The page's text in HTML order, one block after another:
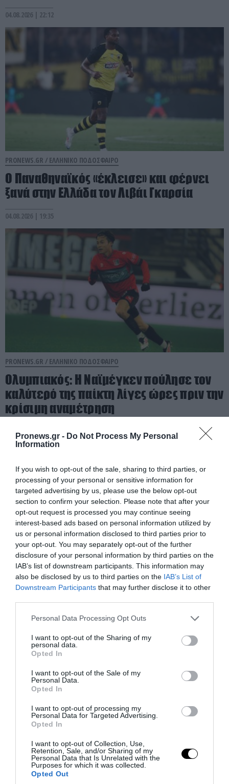
Pronews.gr - Do Not Process My Personal
Information
If you wish to opt-out of the sale, sharing to third parties, or
processing of your personal or sensitive information for
targeted advertising by us, please use the below opt-out
section to confirm your selection. Please note that after your
opt-out request is processed you may continue seeing
interest-based ads based on personal information utilized by
us or personal information disclosed to third parties prior to
your opt-out. You may separately opt-out of the further
disclosure of your personal information by third parties on the
IAB’s list of downstream participants. This information may
also be disclosed by us to third parties on the IAB’s List of
Downstream Participants that may further disclose it to other
Please note that this website/app uses one or more Google
not limited to your visit or usage behaviour. You may click to
grant or deny consent to Google and its third-party tags to
use your data for below specified purposes in below Google
consent section.
Personal Data Processing Opt Outs
I want to opt-out of the Sharing of my
personal data.
Opted In
I want to opt-out of the Sale of my
Personal Data.
Opted In
I want to opt-out of processing my
Personal Data for Targeted Advertising.
Opted In
I want to opt-out of Collection, Use,
Retention, Sale, and/or Sharing of my
Personal Data that Is Unrelated with the
Purposes for which it was collected.
Opted Out
04.08.2026 | 22:12
PRONEWS.GR / ΕΛΛΗΝΙΚΟ ΠΟΔΟΣΦΑΙΡΟ
Ο Παναθηναϊκός «έκλεισε» και φέρνει
ξανά στην Ελλάδα τον Λιβάι Γκαρσία
04.08.2026 | 19:35
PRONEWS.GR / ΕΛΛΗΝΙΚΟ ΠΟΔΟΣΦΑΙΡΟ
Ολυμπιακός: Η Ναϊμέγκεν πούλησε τον
καλύτερό της παίκτη λίγες ώρες πριν την
κρίσιμη αναμέτρηση
04.08.2026 | 17:42
PRONEWS.GR /ΕΛΛΗΝΙΚΟ ΠΟΔΟΣΦΑΙΡΟ
Η Ρίβερ Πλέιτ συμφώνησε με παίκτη του
στην «τσέπη» οι ερυθρόλευκοι
04.08.2026 | 16:41